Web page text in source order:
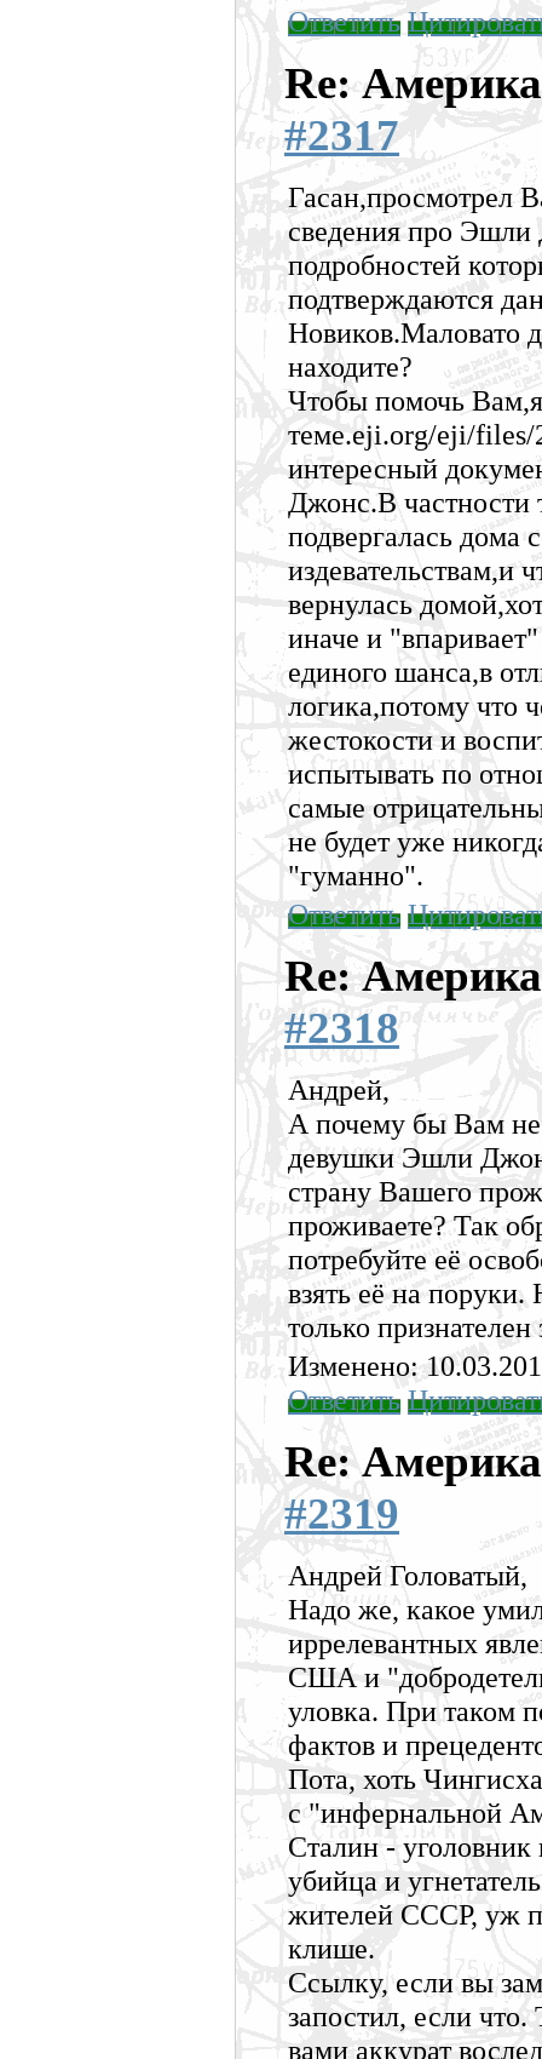
Ответить
Re:
#2317
Гасан,просмотрел
сведения про
подробностей
подтверждаются
Новиков.Маловато
находите?
Чтобы помочь
теме.eji.org/eji/files/
интересный
Джонс.В частности
подвергалась дома
издевательствам,и
вернулась
иначе и
единого шанса,в
логика,потому что
жестокости и
испытывать по
самые
не будет уже
"гуманно".
Ответить
Re:
#2318
Андрей,
А почему бы Вам не
девушки Эшли
страну Вашего
проживаете? Так
потребуйте её
взять её на
только
Изменено:
Ответить
Re:
#2319
Андрей Головатый,
Надо же, какое
иррелевантных
США и
уловка. При таком
фактов и
Пота, хоть
с "инфернальной
Сталин - уголовник
убийца и
жителей СССР, уж
клише.
Ссылку, если вы
запостил, если
вами аккурат